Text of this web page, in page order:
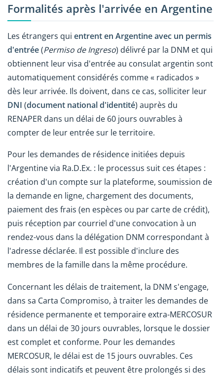
Formalités après l'arrivée en Argentine
Les étrangers qui entrent en Argentine avec un permis
d'entrée(Permiso de Ingreso) délivré par la DNM et qui
obtiennent leur visa d'entrée au consulat argentin sont
automatiquement considérés comme « radicados »
dès leur arrivée. Ils doivent, dans ce cas, solliciter leur
DNI (document national d'identité) auprès du
RENAPER dans un délai de 60 jours ouvrables à
compter de leur entrée sur le territoire.
Pour les demandes de résidence initiées depuis
l'Argentine via Ra.D.Ex. : le processus suit ces étapes :
création d'un compte sur la plateforme, soumission de
la demande en ligne, chargement des documents,
paiement des frais (en espèces ou par carte de crédit),
puis réception par courriel d'une convocation à un
rendez-vous dans la délégation DNM correspondant à
l'adresse déclarée. Il est possible d'inclure des
membres de la famille dans la même procédure.
Concernant les délais de traitement, la DNM s'engage,
dans sa Carta Compromiso, à traiter les demandes de
résidence permanente et temporaire extra-MERCOSUR
dans un délai de 30 jours ouvrables, lorsque le dossier
est complet et conforme. Pour les demandes
MERCOSUR, le délai est de 15 jours ouvrables. Ces
délais sont indicatifs et peuvent être prolongés si des